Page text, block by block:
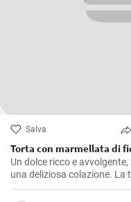
Salva
Torta con marmellata di
Un dolce ricco e
una deliziosa colazione. La
dessert saporito e